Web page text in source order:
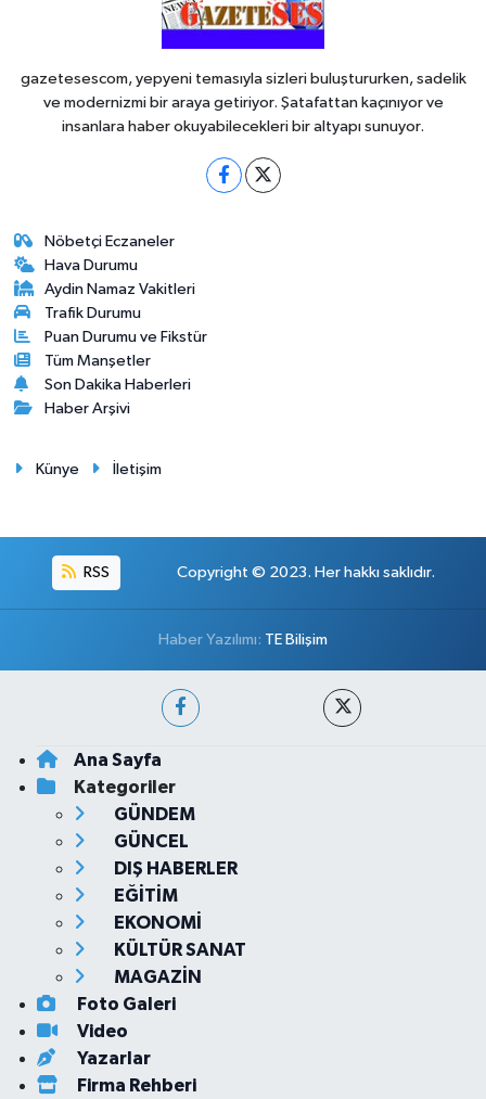
gazetesescom, yepyeni temasıyla sizleri buluştururken, sadelik
ve modernizmi bir araya getiriyor. Şatafattan kaçınıyor ve
insanlara haber okuyabilecekleri bir altyapı sunuyor.
Nöbetçi Eczaneler
Hava Durumu
Aydin Namaz Vakitleri
Trafik Durumu
Puan Durumu ve Fikstür
Tüm Manşetler
Son Dakika Haberleri
Haber Arşivi
Künye İletişim
RSS Copyright © 2023. Her hakkı saklıdır.
Haber Yazılımı: TE Bilişim
Ana Sayfa
Kategoriler
GÜNDEM
GÜNCEL
DIŞ HABERLER
EĞİTİM
EKONOMİ
KÜLTÜR SANAT
MAGAZİN
Foto Galeri
Video
Yazarlar
Firma Rehberi